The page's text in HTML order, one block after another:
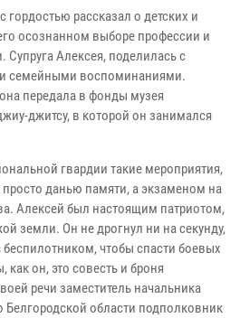
гордостью рассказал о детских и
осознанном выборе профессии и
Алексея, поделилась с
семейными воспоминаниями.
передала в фонды музея
джитсу, в которой он занимался
гвардии такие мероприятия,
просто данью памяти, а экзаменом на
Алексей был настоящим патриотом,
земли. Он не дрогнул ни на секунду,
чтобы спасти боевых
он, это совесть и броня
речи заместитель начальника
Белгородской области подполковник